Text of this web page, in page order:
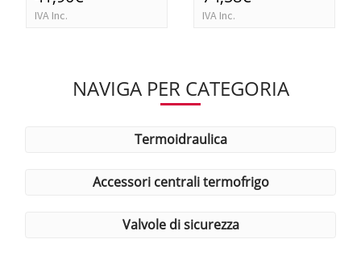
IVA Inc. IVA Inc.
NAVIGA PER CATEGORIA
termoidraulica
accessori centrali termofrigo
valvole di sicurezza